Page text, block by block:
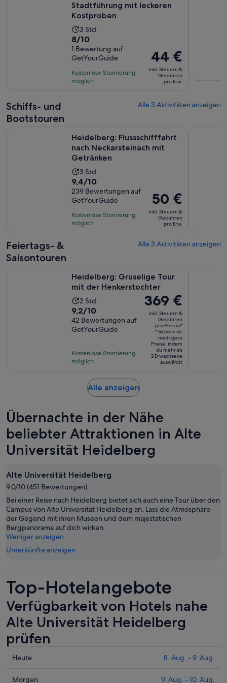
Stadtführung mit leckeren
Kostproben
Die
Aktivität
dauert
3
Stunden
3 Std.
8.0
von
10,
basierend
auf
8/10
1 Bewertung auf
GetYourGuide
Kostenlose Stornierung
möglich
Der
Preis
beträgt
44 €
Erw.
44 €
inkl. Steuern &
Gebühren
pro Erw.
Schiffs- und
Bootstouren
Alle 3 Aktivitäten anzeigen
Heidelberg: Flussschifffahrt
nach Neckarsteinach mit
Getränken
Die
Aktivität
dauert
3
Stunden
3 Std.
9.4
von
10,
basierend
auf
9,4/10
239 Bewertungen auf
GetYourGuide
Kostenlose Stornierung
möglich
Der
Preis
beträgt
50 €
Erw.
50 €
inkl. Steuern &
Gebühren
pro Erw.
Feiertags- &
Saisontouren
Alle 3 Aktivitäten anzeigen
Heidelberg: Gruselige Tour
mit der Henkerstochter
Die
Aktivität
dauert
2
2 Std.
9.2
von
10,
auf
42
9,2/10
42 Bewertungen auf
GetYourGuide
Kostenlose Stornierung
möglich
Der
Preis
beträgt
369 €
pro
Person*
369 €
inkl. Steuern &
Gebühren
pro Person*
* Sichere dir
niedrigere
Preise, indem
du mehr als
2 Erwachsene
auswählst
Alle anzeigenWird
neuen
geöffnet
Übernachte in der Nähe
beliebter Attraktionen in Alte
Universität Heidelberg
Alte Universität Heidelberg
9.0/10 (451 Bewertungen)
Bei einer Reise nach Heidelberg bietet sich auch eine Tour über den
Campus von Alte Universität Heidelberg an. Lass die Atmosphäre
der Gegend mit ihren Museen und dem majestätischen
Bergpanorama auf dich wirken.
Weniger anzeigen
Unterkünfte anzeigen
Top-Hotelangebote
Verfügbarkeit von Hotels nahe
Alte Universität Heidelberg
prüfen
Prüfe
Preise
Heute 8. Aug. - 9. Aug.
Prüfe
Morgen 9. Aug. - 10. Aug.